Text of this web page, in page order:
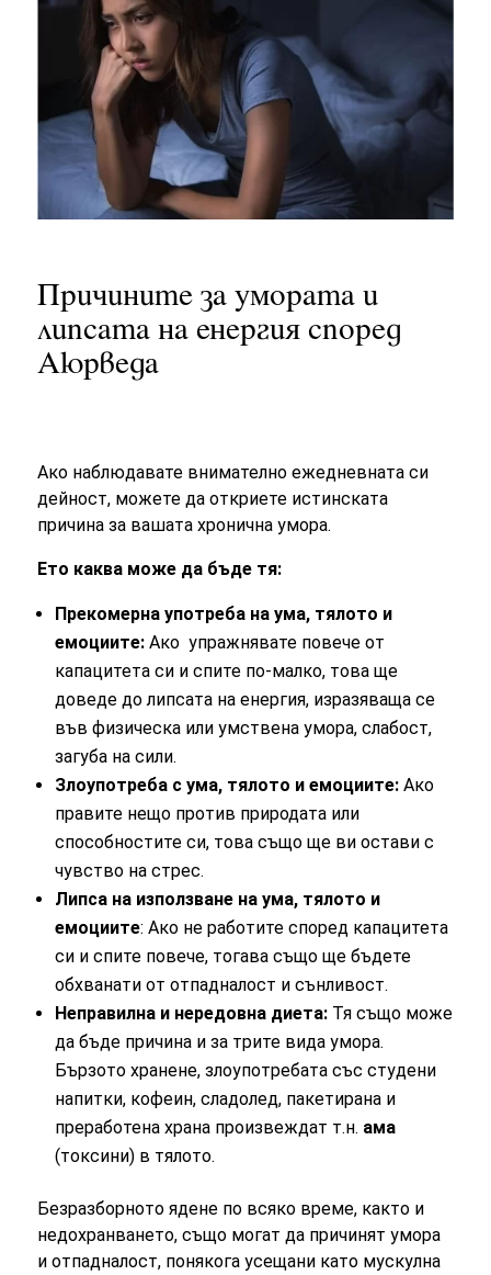
Причините за умората и
липсата на енергия според
Аюрведа
Ако наблюдавате внимателно ежедневната си
дейност, можете да откриете истинската
причина за вашата хронична умора.
Ето каква може да бъде тя:
Прекомерна употреба на ума, тялото и
емоциите: Ако упражнявате повече от
капацитета си и спите по-малко, това ще
доведе до липсата на енергия, изразяваща се
във физическа или умствена умора, слабост,
загуба на сили.
Злоупотреба с ума, тялото и емоциите: Ако
правите нещо против природата или
способностите си, това също ще ви остави с
чувство на стрес.
Липса на използване на ума, тялото и
емоциите: Ако не работите според капацитета
си и спите повече, тогава също ще бъдете
обхванати от отпадналост и сънливост.
Неправилна и нередовна диета: Тя също може
да бъде причина и за трите вида умора.
Бързото хранене, злоупотребата със студени
напитки, кофеин, сладолед, пакетирана и
преработена храна произвеждат т.н. ама
(токсини) в тялото.
Безразборното ядене по всяко време, както и
недохранването, също могат да причинят умора
и отпадналост, понякога усещани като мускулна